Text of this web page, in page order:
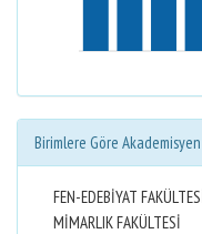
Birimlere Göre Akademisyen
FEN-EDEBİYAT
MİMARLIK FAKÜLTESİ